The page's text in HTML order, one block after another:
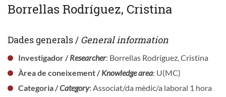
Borrellas Rodríguez, Cristina
Dades generals / General information
Investigador /Researcher: Borrellas Rodríguez, Cristina
Àrea de coneixement /Knowledge area: U(MC)
Categoria /Category: Associat/da mèdic/a laboral 1 hora